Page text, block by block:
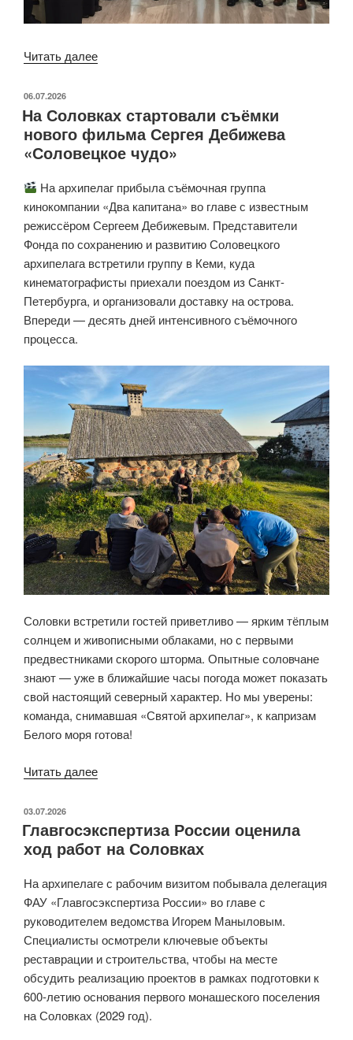
Читать далее
Елена
Палкина
представила
на
форуме
в
Пскове»
ОПУБЛИКОВАНО
06.07.2026
На Соловках стартовали съёмки
нового фильма Сергея Дебижева
«Соловецкое чудо»
На архипелаг прибыла съёмочная группа
кинокомпании «Два капитана» во главе с известным
режиссёром Сергеем Дебижевым. Представители
Фонда по сохранению и развитию Соловецкого
архипелага встретили группу в Кеми, куда
кинематографисты приехали поездом из Санкт-
Петербурга, и организовали доставку на острова.
Впереди — десять дней интенсивного съёмочного
процесса.
Соловки встретили гостей приветливо — ярким тёплым
солнцем и живописными облаками, но с первыми
предвестниками скорого шторма. Опытные соловчане
знают — уже в ближайшие часы погода может показать
свой настоящий северный характер. Но мы уверены:
команда, снимавшая «Святой архипелаг», к капризам
Белого моря готова!
Читать далее
съёмки
нового
Сергея
Дебижева
«Соловецкое
чудо»»
ОПУБЛИКОВАНО
03.07.2026
Главгосэкспертиза России оценила
ход работ на Соловках
На архипелаге с рабочим визитом побывала делегация
ФАУ «Главгосэкспертиза России» во главе с
руководителем ведомства Игорем Маныловым.
Специалисты осмотрели ключевые объекты
реставрации и строительства, чтобы на месте
обсудить реализацию проектов в рамках подготовки к
600-летию основания первого монашеского поселения
на Соловках (2029 год).